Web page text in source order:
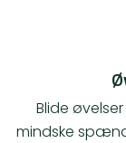
Blide
mindske